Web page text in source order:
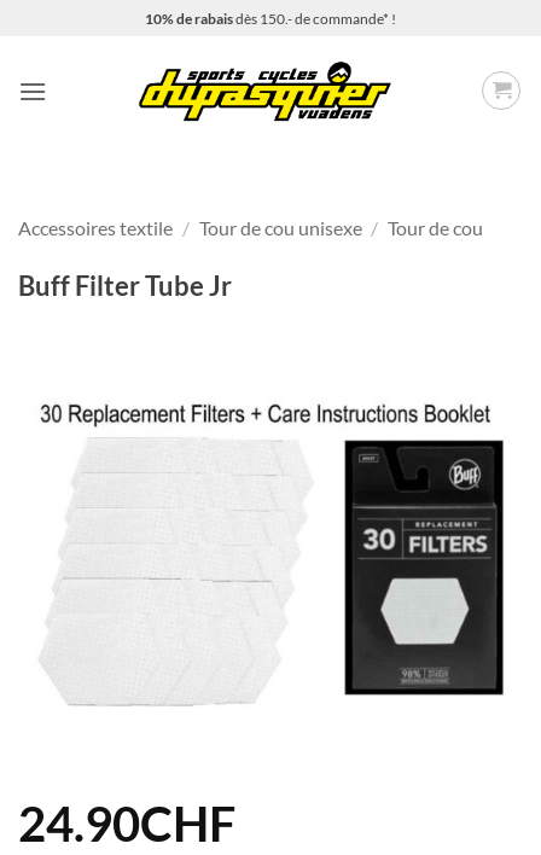
10% de rabaisdès 150.- de commande* !
Accessoires textile / Tour de cou unisexe / Tour de cou
Buff Filter Tube Jr
24.90CHF